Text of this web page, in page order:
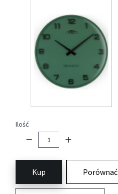
Ilość
Kup Porównać